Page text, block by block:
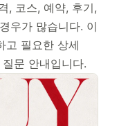
, 코스, 예약, 후기,
우가 많습니다. 이
고 필요한 상세
문 안내입니다.